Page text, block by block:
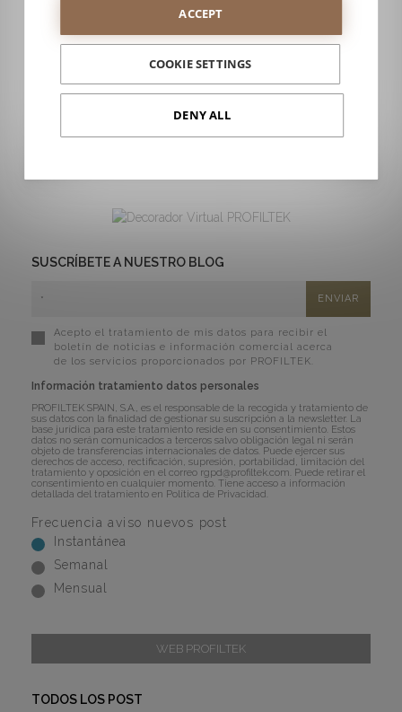
Comunidad Valenciana.
Vidrio. Lanzamiento de IMAGIK, el primer sistema de
impresión digital sobre vidrio apto para su aplicación
en mamparas de baño y otros elementos decorativos.
Delegación comercial en Francia.
2013. Lanzamiento Decorador Virtual y Herramienta
SUSCRÍBETE A NUESTRO BLOG
Acepto el tratamiento de mis datos para recibir el
boletín de noticias e información comercial acerca
de los servicios proporcionados por PROFILTEK.
Información tratamiento datos personales
PROFILTEK SPAIN, S.A., es el responsable de la recogida y tratamiento de
sus datos con la finalidad de gestionar su suscripción a la newsletter. La
base jurídica para este tratamiento reside en su consentimiento. Estos
datos no serán comunicados a terceros salvo obligación legal ni serán
objeto de transferencias internacionales de datos. Puede ejercer sus
derechos de acceso, rectificación, supresión, portabilidad, limitación del
tratamiento y oposición en el correo rgpd@profiltek.com . Puede retirar el
consentimiento en cualquier momento. Tiene acceso a información
detallada del tratamiento en Política de Privacidad
Frecuencia aviso nuevos post
Instantánea
Semanal
Mensual
WEB PROFILTEK
TODOS LOS POST
ACCEPT
COOKIE SETTINGS
DENY ALL